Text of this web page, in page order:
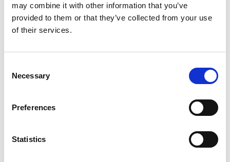
may combine it with other information that you’ve
provided to them or that they’ve collected from your use
of their services.
Selection
Necessary
Preferences
Statistics
Produktdatablad
Sprängskiss